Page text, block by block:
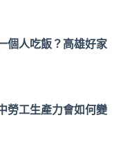
個人吃飯？高雄好家
勞工生產力會如何變